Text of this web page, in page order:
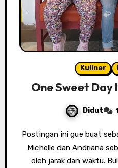
Kuliner
One Sweet Day
Didut
Postingan ini gue buat sebagai pengingat bagi Abby,
Michelle dan Andriana
oleh jarak dan waktu.